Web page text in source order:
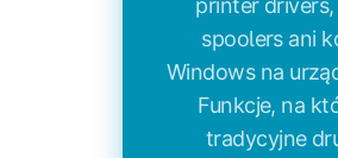
printer
spoolers ani
Windows na
Funkcje, na
tradycyjne